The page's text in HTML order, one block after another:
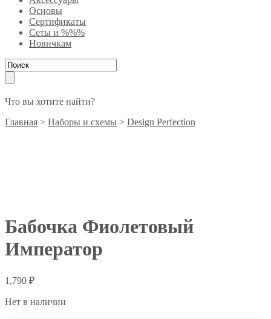
Основы
Сертификаты
Сеты и %%%
Новичкам
Что вы хотите найти?
Главная > Наборы и схемы > Design Perfection
Бабочка Фиолетовый
Император
1,790 ₽
Нет в наличии